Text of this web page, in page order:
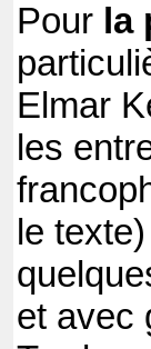
Pour la
Elmar
les
le
et avec